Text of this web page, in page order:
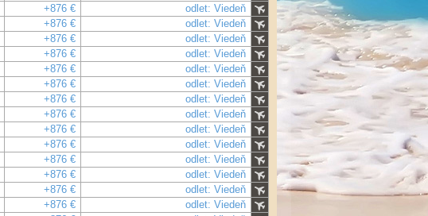
+876 €
odlet: Viedeň
+876 €
odlet: Viedeň
+876 €
odlet: Viedeň
+876 €
odlet: Viedeň
+876 €
odlet: Viedeň
+876 €
odlet: Viedeň
+876 €
odlet: Viedeň
+876 €
odlet: Viedeň
+876 €
odlet: Viedeň
+876 €
odlet: Viedeň
+876 €
odlet: Viedeň
+876 €
odlet: Viedeň
+876 €
odlet: Viedeň
+876 €
odlet: Viedeň